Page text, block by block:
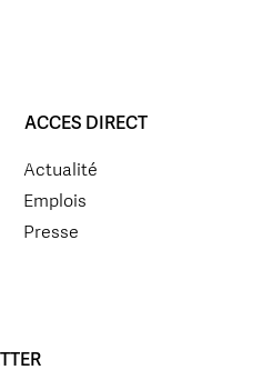
ACCES DIRECT
Actualité
Emplois
Presse